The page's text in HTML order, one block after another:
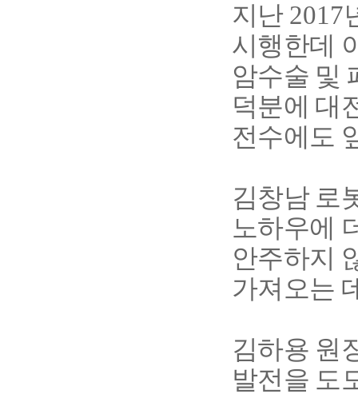
지난 2017
시행한데
암수술 및
덕분에 대
전수에도
김창남 로
노하우에
안주하지
가져오는
김하용 원
발전을 도